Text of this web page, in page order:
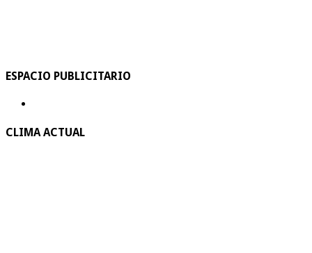
ESPACIO PUBLICITARIO
CLIMA ACTUAL